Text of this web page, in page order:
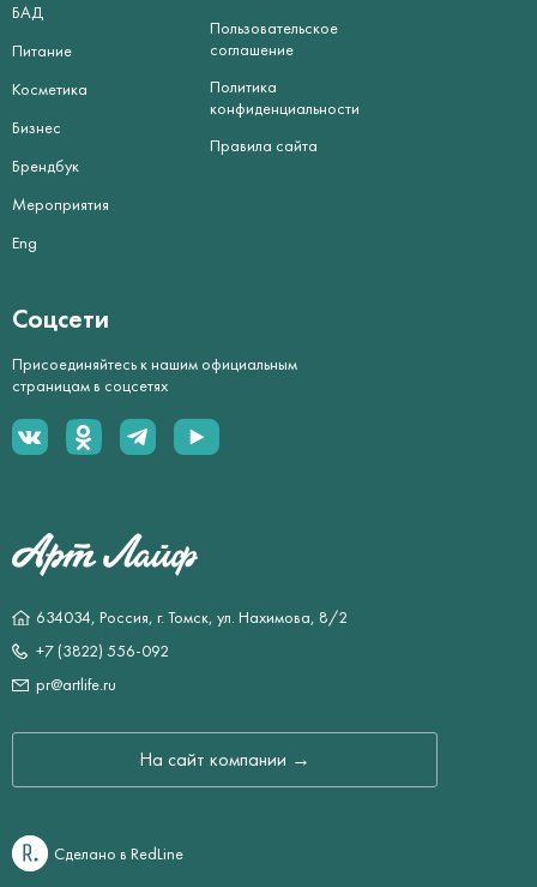
634034, Россия, г. Томск, ул. Нахимова, 8/2
+7 (3822) 556-092
pr@artlife.ru
На сайт компании →
БАД
Питание
Косметика
Бизнес
Брендбук
Мероприятия
Eng
Пользовательское
соглашение
Политика
конфиденциальности
Правила сайта
Соцсети
Присоединяйтесь к нашим официальным
страницам в соцсетях
Сделано в RedLine